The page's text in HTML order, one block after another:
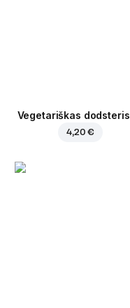
Vegetariškas dodsteris
4,20 €